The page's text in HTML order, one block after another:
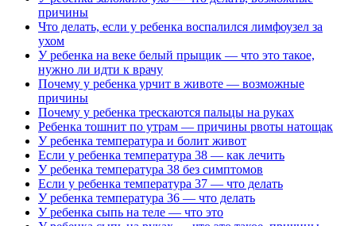
причины
Что делать, если у ребенка воспалился лимфоузел за
ухом
У ребенка на веке белый прыщик — что это такое,
нужно ли идти к врачу
Почему у ребенка урчит в животе — возможные
причины
Почему у ребенка трескаются пальцы на руках
Ребенка тошнит по утрам — причины рвоты натощак
У ребенка температура и болит живот
Если у ребенка температура 38 — как лечить
У ребенка температура 38 без симптомов
Если у ребенка температура 37 — что делать
У ребенка температура 36 — что делать
У ребенка сыпь на теле — что это